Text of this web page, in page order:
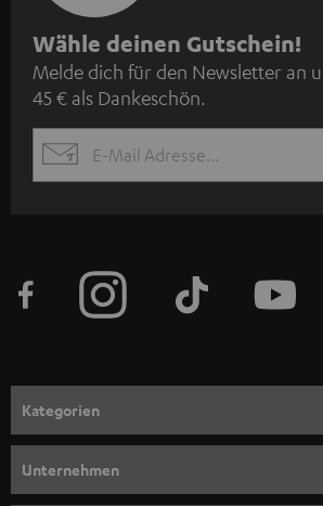
N
e
w
s
l
e
n
m
e
l
Wähle deinen Gutschein!
Melde dich für den Newsletter an
45 € als Dankeschön.
EMAIL
Kategorien
Unternehmen